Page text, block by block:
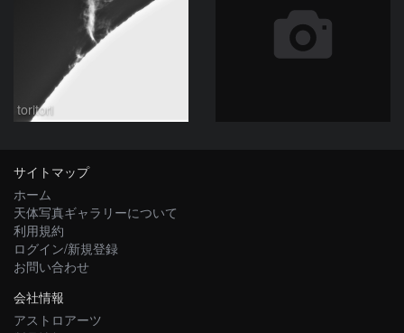
toritori
サイトマップ
ホーム
天体写真ギャラリーについて
利用規約
ログイン/新規登録
お問い合わせ
会社情報
アストロアーツ